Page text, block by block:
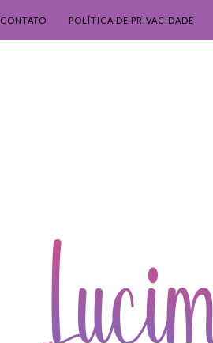
CONTATO POLÍTICA DE PRIVACIDADE